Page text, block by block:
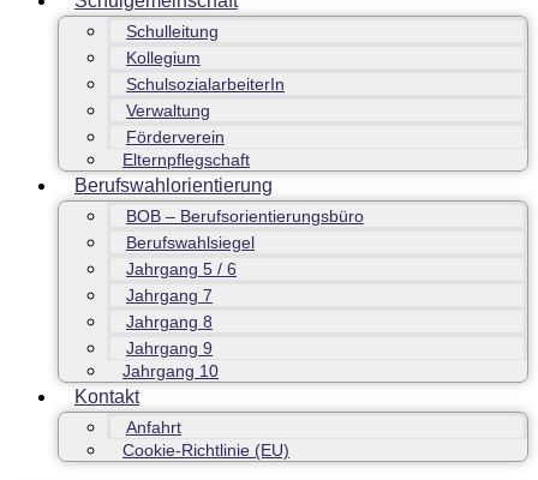
Schulleitung
Kollegium
SchulsozialarbeiterIn
Verwaltung
Förderverein
Elternpflegschaft
Berufswahlorientierung
BOB – Berufsorientierungsbüro
Berufswahlsiegel
Jahrgang 5 / 6
Jahrgang 7
Jahrgang 8
Jahrgang 9
Jahrgang 10
Kontakt
Anfahrt
Cookie-Richtlinie (EU)